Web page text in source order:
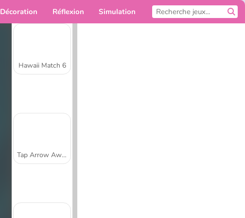
Décoration Réflexion Simulation
Hawaii Match 6
Tap Arrow Away